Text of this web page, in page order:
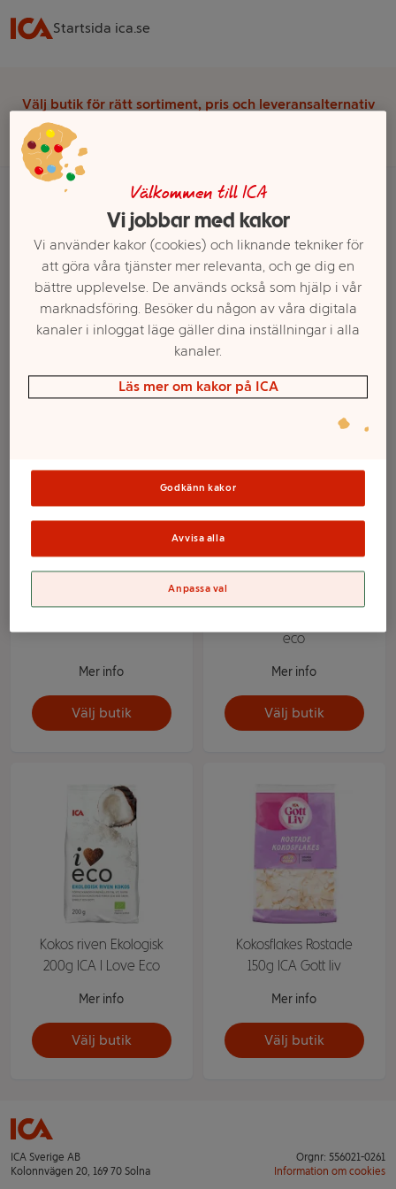
Startsida ica.se
Välj butik för rätt sortiment, pris och leveransalternativ
Mjöl & Bakning Kokos & Ströbröd
Ett exempel på onlinesortiment visas.
Kokos
Filter
Mer info
Välj butik
eco
Mer info
Välj butik
Kokos riven Ekologisk
200g ICA I Love Eco
Mer info
Välj butik
Kokosflakes Rostade
150g ICA Gott liv
Mer info
Välj butik
ICA Sverige AB
Kolonnvägen 20, 169 70 Solna
Orgnr: 556021-0261
Information om cookies
Välkommen till ICA
Vi jobbar med kakor
Vi använder kakor (cookies) och liknande tekniker för
att göra våra tjänster mer relevanta, och ge dig en
bättre upplevelse. De används också som hjälp i vår
marknadsföring. Besöker du någon av våra digitala
kanaler i inloggat läge gäller dina inställningar i alla
kanaler.
Läs mer om kakor på ICA
Godkänn kakor
Avvisa alla
Anpassa val